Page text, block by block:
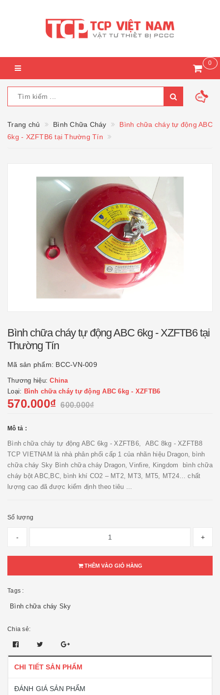
0
Trang chủ Bình Chữa Cháy
Bình chữa cháy tự động ABC
6kg - XZFTB6 tại Thường Tín
Bình chữa cháy tự động ABC 6kg - XZFTB6 tại
Thường Tín
Mã sản phẩm: BCC-VN-009
Thương hiệu:China
Loại: Bình chữa cháy tự động ABC 6kg - XZFTB6
570.000₫ 600.000₫
Mô tả :
Bình chữa cháy tự động ABC 6kg - XZFTB6, ABC 8kg - XZFTB8
TCP VIETNAM là nhà phân phối cấp 1 của nhãn hiệu Dragon, bình
chữa cháy Sky Bình chữa cháy Dragon, Vinfire, Kingdom bình chữa
cháy bột ABC,BC, bình khí CO2 – MT2, MT3, MT5, MT24… chất
lượng cao đã được kiểm định theo tiêu ...
Số lượng
- +
THÊM VÀO GIỎ HÀNG
Tags :
Bình chữa cháy Sky
Chia sẻ:
CHI TIẾT SẢN PHẨM
ĐÁNH GIÁ SẢN PHẨM